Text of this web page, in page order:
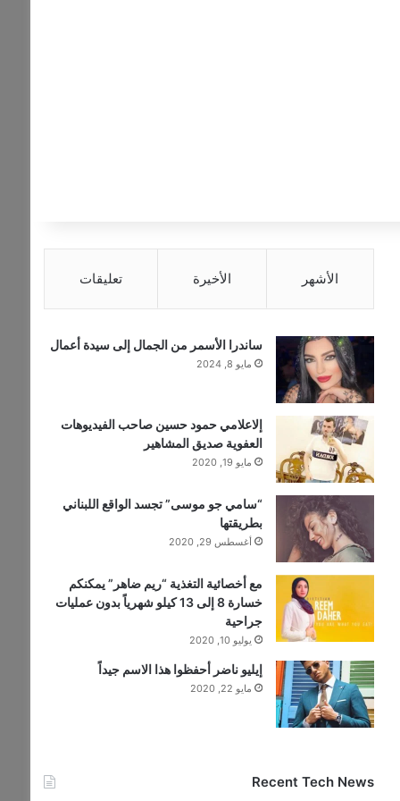
الأشهر الأخيرة تعليقات
ساندرا الأسمر من الجمال إلى سيدة أعمال
مايو 8, 2024
إلاعلامي حمود حسين صاحب الفيديوهات
العفوية صديق المشاهير
مايو 19, 2020
“سامي جو موسى” تجسد الواقع اللبناني
بطريقتها
أغسطس 29, 2020
مع أخصائية التغذية “ريم ضاهر” يمكنكم
خسارة 8 إلى 13 كيلو شهرياً بدون عمليات
جراحية
يوليو 10, 2020
إيليو ناضر أحفظوا هذا الاسم جيداً
مايو 22, 2020
Recent Tech News